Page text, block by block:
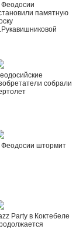
Феодосии
памятную
собрали
Феодосии штормит
Party в Коктебеле